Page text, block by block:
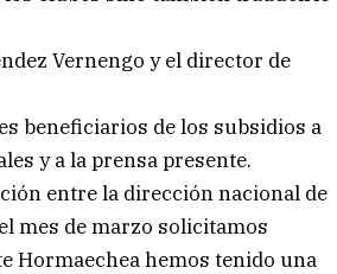
Vernengo y el director de
beneficiarios de los subsidios a
y a la prensa presente.
entre la dirección nacional de
mes de marzo solicitamos
Hormaechea hemos tenido una